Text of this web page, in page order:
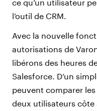
ce qu’un utilisateur
l’outil de CRM.
Avec la nouvelle
autorisations de
libérons des heures
Salesforce. D’un
peuvent comparer
deux utilisateurs